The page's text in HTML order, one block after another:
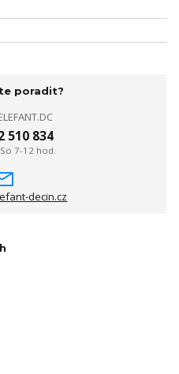
poradit?
510 834
7-12 hod.
decin.cz